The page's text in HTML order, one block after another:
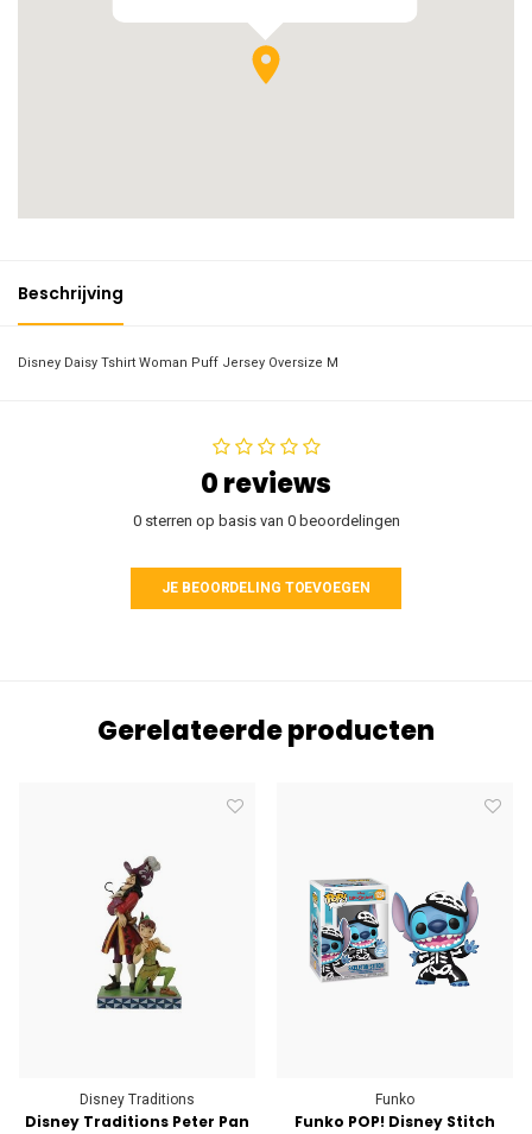
Beschrijving
Disney Daisy Tshirt Woman Puff Jersey Oversize M
0 reviews
0 sterren op basis van 0 beoordelingen
JE BEOORDELING TOEVOEGEN
Gerelateerde producten
Disney Traditions
Disney Traditions Peter Pan
Funko
Funko POP! Disney Stitch